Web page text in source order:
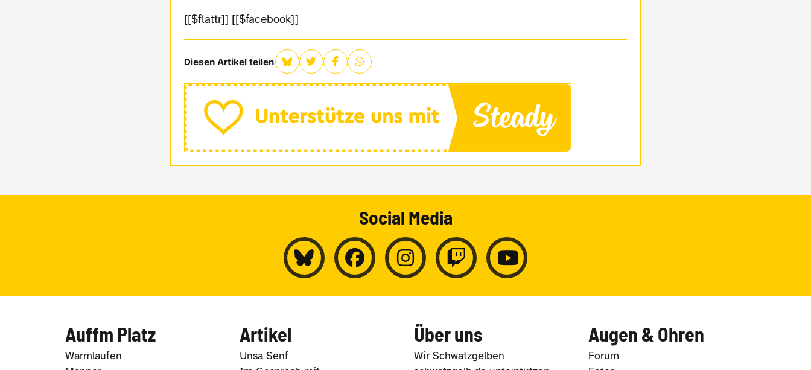
[[$flattr]] [[$facebook]]
Diesen Artikel teilen
Social Media
Auffm Platz
Warmlaufen
Artikel
Unsa Senf
Über uns
Wir Schwatzgelben
Augen & Ohren
Forum